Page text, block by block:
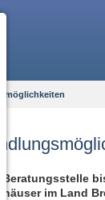
Beratungsstelle
im Land